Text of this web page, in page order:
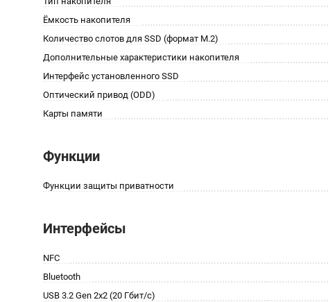
Ёмкость накопителя
Количество слотов для SSD (формат M.2)
Дополнительные характеристики накопителя
Интерфейс установленного SSD
Оптический привод (ODD)
Карты памяти
Функции
Функции защиты приватности
Интерфейсы
NFC
Bluetooth
USB 3.2 Gen 2x2 (20 Гбит/с)